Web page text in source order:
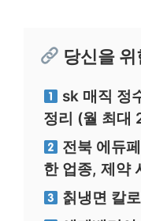
당신을
sk 매직 정
정리 (월 최대
전북 에듀
한 업종, 제약
칡냉면 칼